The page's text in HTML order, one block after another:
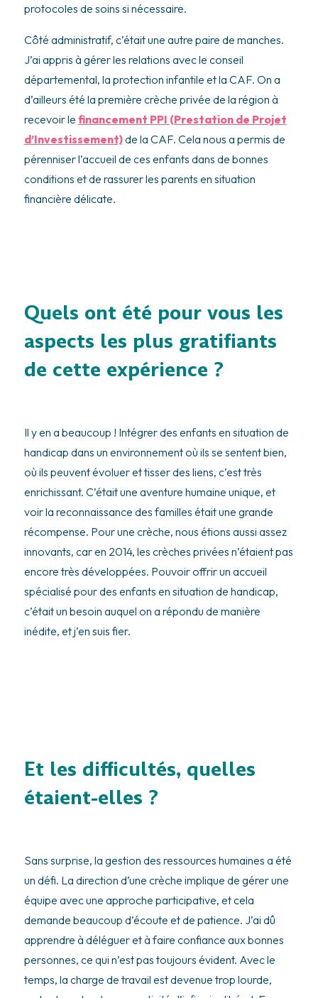
protocoles de soins si nécessaire.
Côté administratif, c’était une autre paire de manches.
J’ai appris à gérer les relations avec le conseil
départemental, la protection infantile et la CAF. On a
d’ailleurs été la première crèche privée de la région à
recevoir le financement PPI (Prestation de Projet
d’Investissement)de la CAF. Cela nous a permis de
pérenniser l’accueil de ces enfants dans de bonnes
conditions et de rassurer les parents en situation
financière délicate.
Quels ont été pour vous les
aspects les plus gratifiants
de cette expérience ?
Il y en a beaucoup ! Intégrer des enfants en situation de
handicap dans un environnement où ils se sentent bien,
où ils peuvent évoluer et tisser des liens, c’est très
enrichissant. C’était une aventure humaine unique, et
voir la reconnaissance des familles était une grande
récompense. Pour une crèche, nous étions aussi assez
innovants, car en 2014, les crèches privées n’étaient pas
encore très développées. Pouvoir offrir un accueil
spécialisé pour des enfants en situation de handicap,
c’était un besoin auquel on a répondu de manière
inédite, et j’en suis fier.
Et les difficultés, quelles
étaient-elles ?
Sans surprise, la gestion des ressources humaines a été
un défi. La direction d’une crèche implique de gérer une
équipe avec une approche participative, et cela
demande beaucoup d’écoute et de patience. J’ai dû
apprendre à déléguer et à faire confiance aux bonnes
personnes, ce qui n’est pas toujours évident. Avec le
temps, la charge de travail est devenue trop lourde,